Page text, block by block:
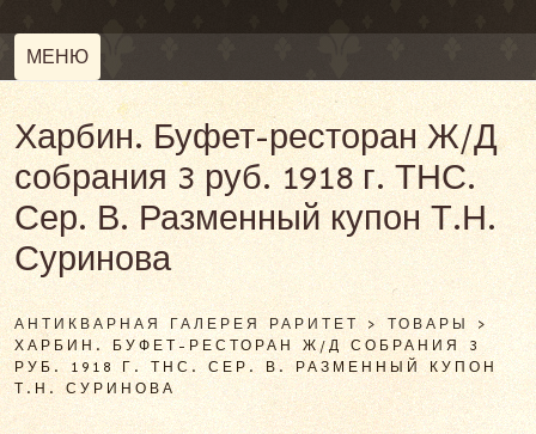
МЕНЮ
Харбин. Буфет-ресторан Ж/Д
собрания 3 руб. 1918 г. ТНС.
Сер. В. Разменный купон Т.Н.
Суринова
АНТИКВАРНАЯ ГАЛЕРЕЯ РАРИТЕТ >ТОВАРЫ>
ХАРБИН. БУФЕТ-РЕСТОРАН Ж/Д СОБРАНИЯ 3
РУБ. 1918 Г. ТНС. СЕР. В. РАЗМЕННЫЙ КУПОН
Т.Н. СУРИНОВА